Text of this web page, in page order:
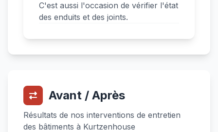
C'est aussi l'occasion de vérifier l'état
des enduits et des joints.
Avant / Après
Résultats de nos interventions de entretien
des bâtiments à Kurtzenhouse